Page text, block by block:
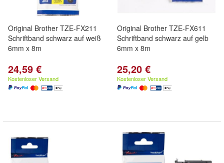
Original Brother TZE-FX211
Schriftband schwarz auf weiß
6mm x 8m
24,59 €
Kostenloser Versand
Original Brother TZE-FX611
Schriftband schwarz auf gelb
6mm x 8m
25,20 €
Kostenloser Versand